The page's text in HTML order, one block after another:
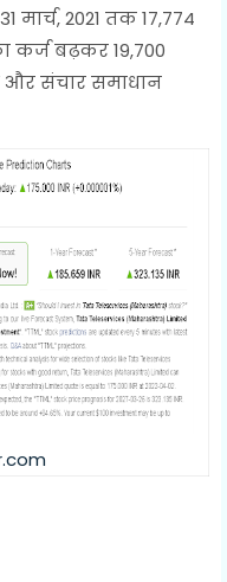
2021 तक 17,774
कर्ज बढ़कर 19,700
और संचार समाधान